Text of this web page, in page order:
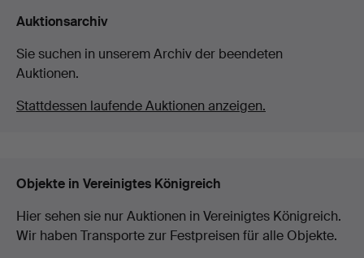
Auktionsarchiv
Sie suchen in unserem Archiv der beendeten
Auktionen.
Stattdessen laufende Auktionen anzeigen.
Objekte in Vereinigtes Königreich
Hier sehen sie nur Auktionen in Vereinigtes Königreich.
Wir haben Transporte zur Festpreisen für alle Objekte.